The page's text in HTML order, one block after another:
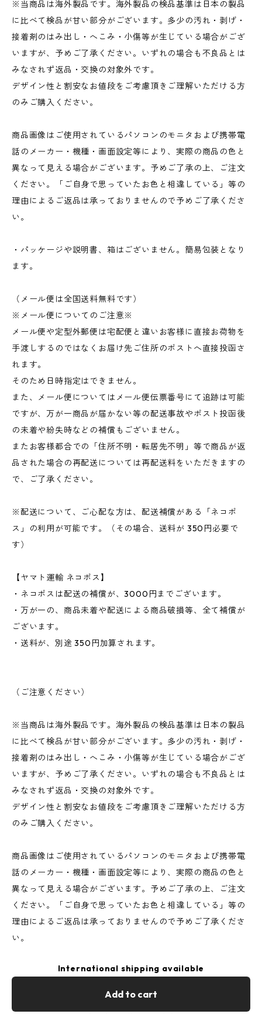
※当商品は海外製品です。海外製品の検品基準は日本の製品
に比べて検品が甘い部分がございます。多少の汚れ・剥げ・
接着剤のはみ出し・へこみ・小傷等が生じている場合がござ
いますが、予めご了承ください。いずれの場合も不良品とは
みなされず返品・交換の対象外です。
デザイン性と割安なお値段をご考慮頂きご理解いただける方
のみご購入ください。
商品画像はご使用されているパソコンのモニタおよび携帯電
話のメーカー・機種・画面設定等により、実際の商品の色と
異なって見える場合がございます。予めご了承の上、ご注文
ください。「ご自身で思っていたお色と相違している」等の
理由によるご返品は承っておりませんので予めご了承くださ
い。
・パッケージや説明書、箱はございません。簡易包装となり
ます。
（メール便は全国送料無料です）
※メール便についてのご注意※
メール便や定型外郵便は宅配便と違いお客様に直接お荷物を
手渡しするのではなくお届け先ご住所のポストへ直接投函さ
れます。
そのため日時指定はできません。
また、メール便についてはメール便伝票番号にて追跡は可能
ですが、万が一商品が届かない等の配送事故やポスト投函後
の未着や紛失時などの補償もございません。
またお客様都合での「住所不明・転居先不明」等で商品が返
品された場合の再配送については再配送料をいただきますの
で、ご了承ください。
※配送について、ご心配な方は、配送補償がある「ネコポ
ス」の利用が可能です。（その場合、送料が 350円必要で
す）
【ヤマト運輸 ネコポス】
・ネコポスは配送の補償が、3000円までございます。
・万が一の、商品未着や配送による商品破損等、全て補償が
ございます。
・送料が、別途 350円加算されます。
（ご注意ください）
※当商品は海外製品です。海外製品の検品基準は日本の製品
に比べて検品が甘い部分がございます。多少の汚れ・剥げ・
接着剤のはみ出し・へこみ・小傷等が生じている場合がござ
いますが、予めご了承ください。いずれの場合も不良品とは
みなされず返品・交換の対象外です。
デザイン性と割安なお値段をご考慮頂きご理解いただける方
のみご購入ください。
商品画像はご使用されているパソコンのモニタおよび携帯電
話のメーカー・機種・画面設定等により、実際の商品の色と
異なって見える場合がございます。予めご了承の上、ご注文
ください。「ご自身で思っていたお色と相違している」等の
理由によるご返品は承っておりませんので予めご了承くださ
い。
International shipping available
Add to cart